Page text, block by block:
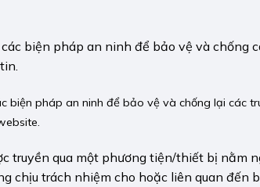
biện pháp an ninh để bảo vệ và chống
biện pháp an ninh để bảo vệ và chống lại các
truyền qua một phương tiện/thiết bị nằm
chịu trách nhiệm cho hoặc liên quan đến